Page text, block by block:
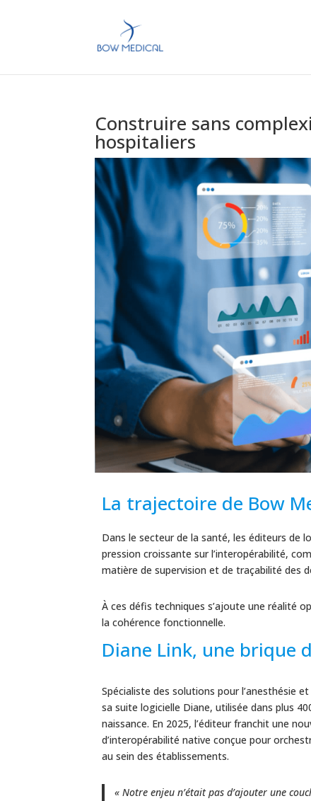
Construire sans
hospitaliers
La trajectoire de Bow
Dans le secteur de la santé, les éditeurs de
pression croissante sur l’interopérabilité,
matière de supervision et de traçabilité des
À ces défis techniques s’ajoute une réalité
la cohérence fonctionnelle.
Diane Link, une brique
Spécialiste des solutions pour l’anesthésie
sa suite logicielle Diane, utilisée dans plus
naissance. En 2025, l’éditeur franchit une
d’interopérabilité native conçue pour
au sein des établissements.
« Notre enjeu n’était pas d’ajouter une